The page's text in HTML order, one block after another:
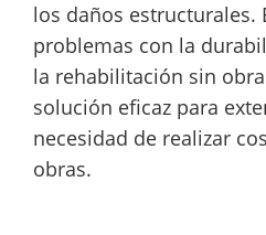
los daños estructurales.
problemas con la
la rehabilitación sin
solución eficaz para
necesidad de realizar
obras.